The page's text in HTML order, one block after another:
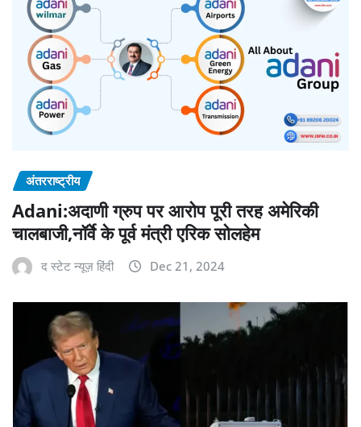
अंतरराष्ट्रीय
Adani:अदाणी ग्रुप पर आरोप पूरी तरह अमेरिकी
चालबाजी,नॉर्वे के पूर्व मंत्री एरिक सोलहेम
द स्टेट न्यूज़ हिंदी Dec 21, 2024